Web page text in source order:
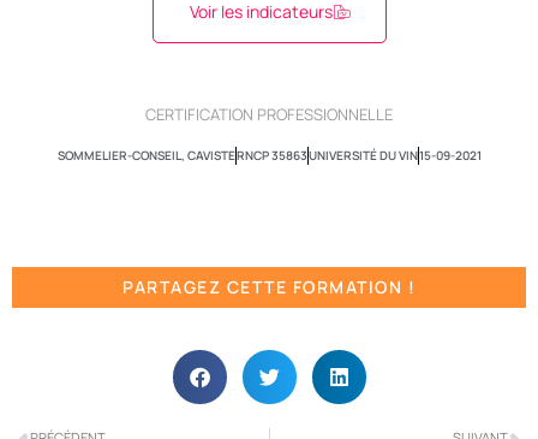
Voir les indicateurs
CERTIFICATION PROFESSIONNELLE
SOMMELIER-CONSEIL, CAVISTERNCP 35863UNIVERSITÉ DU VIN15-09-2021
PARTAGEZ CETTE FORMATION !